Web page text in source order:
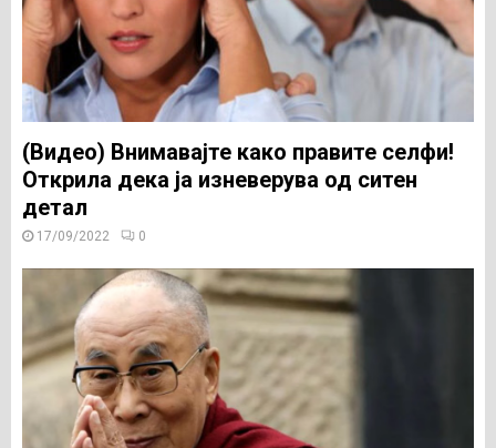
(Видео) Внимавајте како правите селфи!
Открила дека ја изневерува од ситен
детал
17/09/2022 0